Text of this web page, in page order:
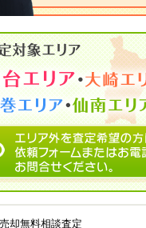
売却無料相談査定